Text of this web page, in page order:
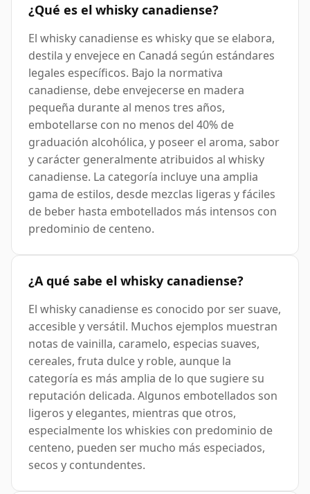
¿Qué es el whisky canadiense?
El whisky canadiense es whisky que se elabora,
destila y envejece en Canadá según estándares
legales específicos. Bajo la normativa
canadiense, debe envejecerse en madera
pequeña durante al menos tres años,
embotellarse con no menos del 40% de
graduación alcohólica, y poseer el aroma, sabor
y carácter generalmente atribuidos al whisky
canadiense. La categoría incluye una amplia
gama de estilos, desde mezclas ligeras y fáciles
de beber hasta embotellados más intensos con
predominio de centeno.
¿A qué sabe el whisky canadiense?
El whisky canadiense es conocido por ser suave,
accesible y versátil. Muchos ejemplos muestran
notas de vainilla, caramelo, especias suaves,
cereales, fruta dulce y roble, aunque la
categoría es más amplia de lo que sugiere su
reputación delicada. Algunos embotellados son
ligeros y elegantes, mientras que otros,
especialmente los whiskies con predominio de
centeno, pueden ser mucho más especiados,
secos y contundentes.